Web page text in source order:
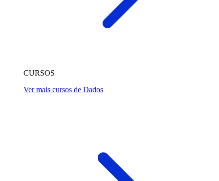
CURSOS
Ver mais cursos de Dados